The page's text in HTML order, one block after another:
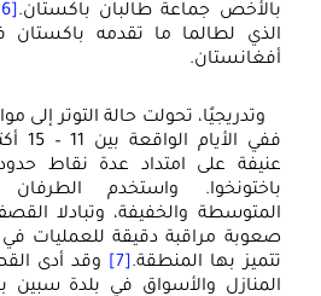
بالأخص جماعة طالبان باكستان. [6]
الذي لطالما ما تقدمه
أفغانستان.
وتدريجيًا، تحولت حالة التوتر
ففي
عنيفة على امتداد عدة نقاط
باختونخوا. واستخدم الطرفان
المتوسطة والخفيفة، وتبادلا
صعوبة مراقبة دقيقة للعمليات في
تتميز بها المنطقة. [7]
وقد أدى
المنازل والأسواق في بلدة سبين